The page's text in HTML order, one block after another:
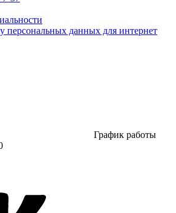
персональных данных для интернет
График работы